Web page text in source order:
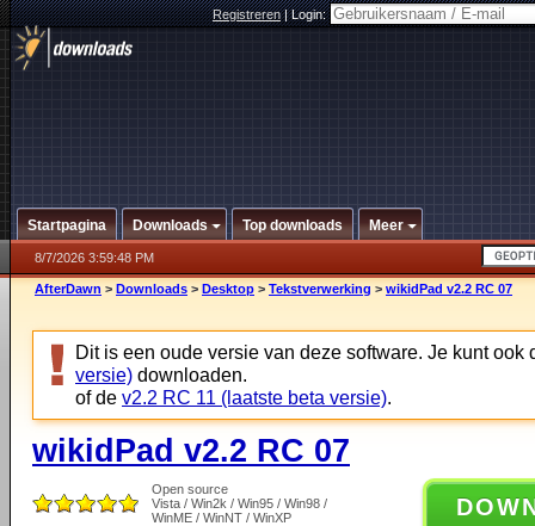
Registreren|Login:
Startpagina Downloads Top downloads Meer
8/7/2026 3:59:48 PM
AfterDawn > Downloads > Desktop > Tekstverwerking > wikidPad v2.2 RC 07
Dit is een oude versie van deze software. Je kunt ook
versie) downloaden.
of de v2.2 RC 11 (laatste beta versie).
wikidPad v2.2 RC 07
Open source
Vista / Win2k / Win95 / Win98 /
WinME / WinNT / WinXP